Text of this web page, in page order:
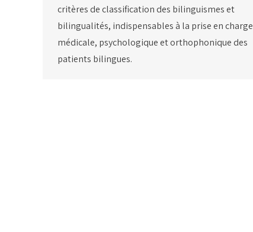
critères de classification des bilinguismes et
bilingualités, indispensables à la prise en charge
médicale, psychologique et orthophonique des
patients bilingues.